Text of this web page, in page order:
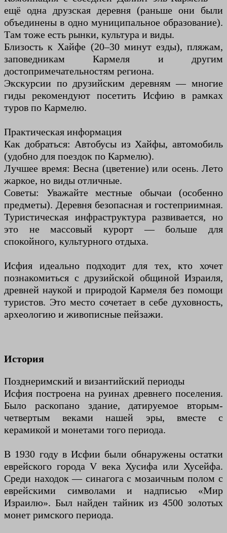
ещё одна друзская деревня (раньше они были
объединены в одно муниципальное образование).
Там тоже есть рынки, культура и виды.
Близость к Хайфе (20–30 минут езды), пляжам,
заповедникам Кармеля и другим
достопримечательностям региона.
Экскурсии по друзийским деревням — многие
гиды рекомендуют посетить Исфию в рамках
туров по Кармелю.
Практическая информация
Как добраться: Автобусы из Хайфы, автомобиль
(удобно для поездок по Кармелю).
Лучшее время: Весна (цветение) или осень. Лето
жаркое, но виды отличные.
Советы: Уважайте местные обычаи (особенно
предметы). Деревня безопасная и гостеприимная.
Туристическая инфраструктура развивается, но
это не массовый курорт — больше для
спокойного, культурного отдыха.
Исфия идеально подходит для тех, кто хочет
познакомиться с друзийской общиной Израиля,
древней наукой и природой Кармеля без помощи
туристов. Это место сочетает в себе духовность,
археологию и живописные пейзажи.
История
Позднеримский и византийский периоды
Исфия построена на руинах древнего поселения.
Было раскопано здание, датируемое вторым-
четвертым веками нашей эры, вместе с
керамикой и монетами того периода.
В 1930 году в Исфии были обнаружены остатки
еврейского города V века Хусифа или Хусейфа.
Среди находок — синагога с мозаичным полом с
еврейскими символами и надписью «Мир
Израилю». Был найден тайник из 4500 золотых
монет римского периода.